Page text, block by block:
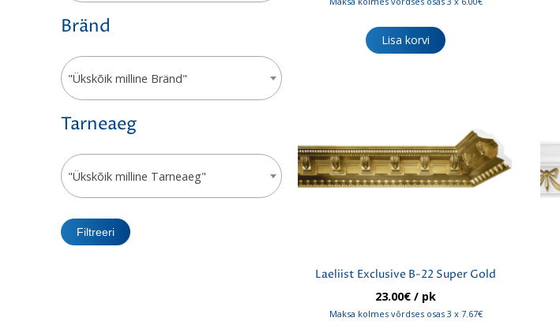
Bränd
"Ükskõik milline Bränd"
Tarneaeg
"Ükskõik milline Tarneaeg"
Filtreeri
Lisa korvi
Laeliist Exclusive B-22 Super Gold
23.00€ / pk
Maksa kolmes võrdses osas 3 x 7.67€